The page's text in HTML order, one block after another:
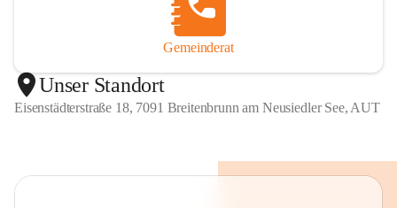
Gemeinderat
Unser Standort
Eisenstädterstraße 18, 7091 Breitenbrunn am Neusiedler See, AUT